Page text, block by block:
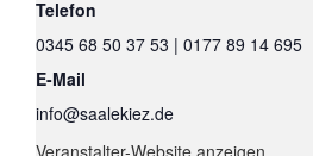
Telefon
0345 68 50 37 53 | 0177 89 14 695
E-Mail
info@saalekiez.de
Veranstalter-Website anzeigen